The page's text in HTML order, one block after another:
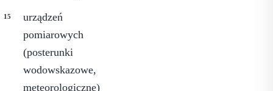
urządzeń
pomiarowych
(posterunki
wodowskazowe,
meteorologiczne)